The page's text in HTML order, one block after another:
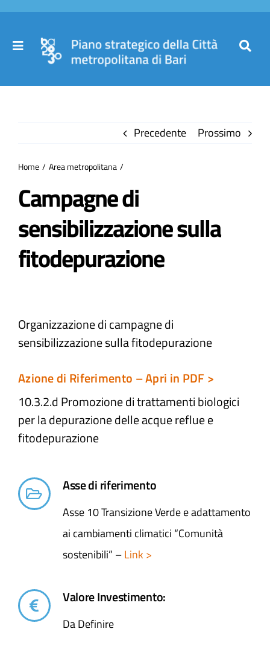
Salta
contenuto
Toggle
Partecipa
Comuni
Notizie
Progetti
Precedente Prossimo
Home Area metropolitana
Campagne di
sensibilizzazione sulla
fitodepurazione​
Organizzazione di campagne di
sensibilizzazione sulla fitodepurazione​
Azione di Riferimento – Apri in PDF >
10.3.2.d Promozione di trattamenti biologici
per la depurazione delle acque reflue e
fitodepurazione​
Asse di riferimento
Asse 10 Transizione Verde e adattamento
ai cambiamenti climatici “Comunità
sostenibili” –Link >
Valore Investimento:
Da Definire